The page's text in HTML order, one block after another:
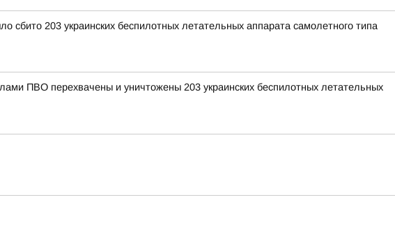
203 украинских беспилотных летательных аппарата самолетного типа
ПВО перехвачены и уничтожены 203 украинских беспилотных летательных